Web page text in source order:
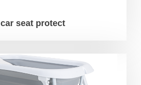
car seat protect